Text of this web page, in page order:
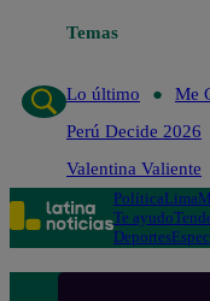
Temas
Lo último
Me
Perú Decide 2026
Valentina Valiente
PolíticaLima
Te ayudo
Deportes